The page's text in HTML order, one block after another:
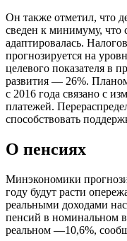
Он также отметил, что
сведен к минимуму, что
адаптировалась.
прогнозируется на
целевого показателя в
развития — 26%.
с 2016 года связано с
платежей.
способствовать
О пенсиях
Минэкономики
году будут расти
реальными доходами
пенсий в номинальном
реальном —10,6%,